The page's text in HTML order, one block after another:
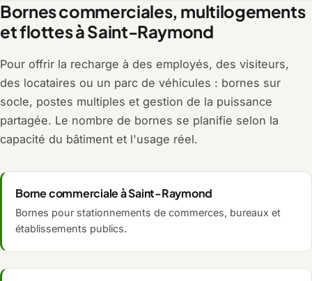
Bornes commerciales, multilogements
et flottes à Saint-Raymond
Pour offrir la recharge à des employés, des visiteurs,
des locataires ou un parc de véhicules : bornes sur
socle, postes multiples et gestion de la puissance
partagée. Le nombre de bornes se planifie selon la
capacité du bâtiment et l'usage réel.
Borne commerciale à Saint-Raymond
Bornes pour stationnements de commerces, bureaux et
établissements publics.